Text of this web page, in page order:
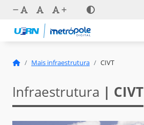
Mais infraestrutura CIVT
Infraestrutura | CIVT